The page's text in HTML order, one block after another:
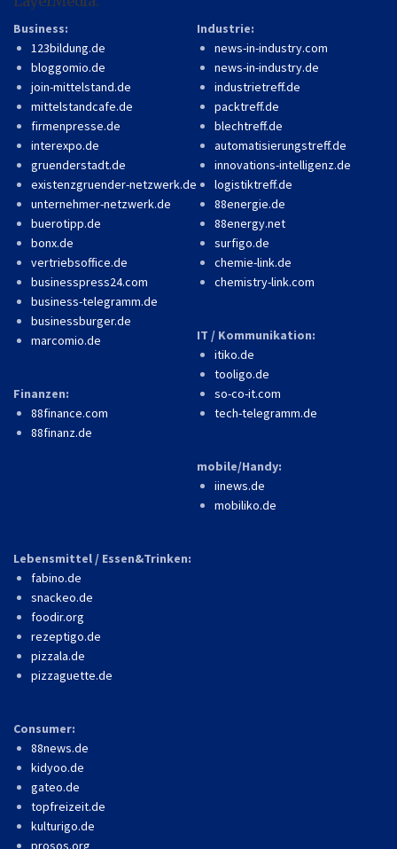
Business:
123bildung.de
bloggomio.de
join-mittelstand.de
mittelstandcafe.de
firmenpresse.de
interexpo.de
gruenderstadt.de
existenzgruender-netzwerk.de
unternehmer-netzwerk.de
buerotipp.de
bonx.de
vertriebsoffice.de
businesspress24.com
business-telegramm.de
businessburger.de
marcomio.de
Finanzen:
88finance.com
88finanz.de
Industrie:
news-in-industry.com
news-in-industry.de
industrietreff.de
packtreff.de
blechtreff.de
automatisierungstreff.de
innovations-intelligenz.de
logistiktreff.de
88energie.de
88energy.net
surfigo.de
chemie-link.de
chemistry-link.com
IT / Kommunikation:
itiko.de
tooligo.de
so-co-it.com
tech-telegramm.de
mobile/Handy:
iinews.de
mobiliko.de
Lebensmittel / Essen&Trinken:
fabino.de
snackeo.de
foodir.org
rezeptigo.de
pizzala.de
pizzaguette.de
Consumer:
88news.de
kidyoo.de
gateo.de
topfreizeit.de
kulturigo.de
prosos.org